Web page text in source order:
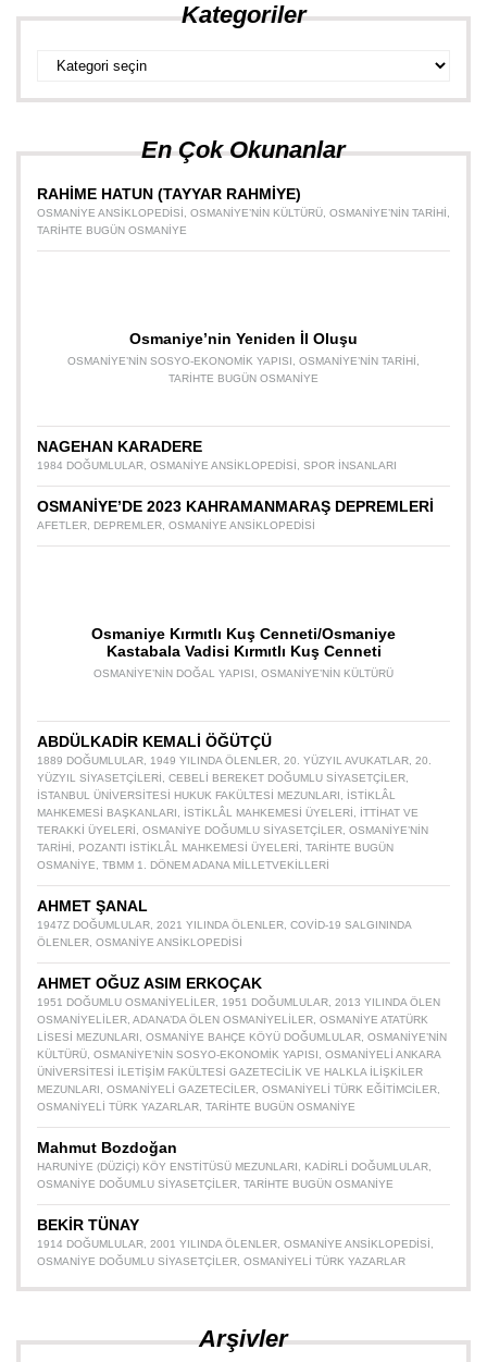
Kategoriler
Kategoriler
En Çok Okunanlar
RAHİME HATUN (TAYYAR RAHMİYE)
OSMANIYE ANSIKLOPEDISI OSMANIYE’NIN KÜLTÜRÜ OSMANIYE’NIN TARIHI
TARIHTE BUGÜN OSMANIYE
Osmaniye’nin Yeniden İl Oluşu
OSMANIYE’NIN SOSYO-EKONOMIK YAPISI OSMANIYE’NIN TARIHI
TARIHTE BUGÜN OSMANIYE
NAGEHAN KARADERE
1984 DOĞUMLULAR OSMANIYE ANSIKLOPEDISI SPOR INSANLARI
OSMANİYE’DE 2023 KAHRAMANMARAŞ DEPREMLERİ
AFETLER DEPREMLER OSMANIYE ANSIKLOPEDISI
Osmaniye Kırmıtlı Kuş Cenneti/Osmaniye
Kastabala Vadisi Kırmıtlı Kuş Cenneti
OSMANIYE’NIN DOĞAL YAPISI OSMANIYE’NIN KÜLTÜRÜ
ABDÜLKADİR KEMALİ ÖĞÜTÇÜ
1889 DOĞUMLULAR 1949 YILINDA ÖLENLER 20. YÜZYIL AVUKATLAR 20.
YÜZYIL SIYASETÇILERI
CEBELI BEREKET DOĞUMLU SIYASETÇILER
İSTANBUL ÜNIVERSITESI HUKUK FAKÜLTESI MEZUNLARI
İSTIKLÂL
MAHKEMESI BAŞKANLARI
İSTIKLÂL MAHKEMESI ÜYELERI
İTTIHAT VE
TERAKKI ÜYELERI
OSMANIYE DOĞUMLU SIYASETÇILER OSMANIYE’NIN
TARIHI
POZANTI İSTIKLÂL MAHKEMESI ÜYELERI
TARIHTE BUGÜN
OSMANIYE
TBMM 1. DÖNEM ADANA MILLETVEKILLERI
AHMET ŞANAL
1947Z DOĞUMLULAR 2021 YILINDA ÖLENLER COVID-19 SALGININDA
ÖLENLER OSMANIYE ANSIKLOPEDISI
AHMET OĞUZ ASIM ERKOÇAK
1951 DOĞUMLU OSMANIYELILER 1951 DOĞUMLULAR 2013 YILINDA ÖLEN
OSMANIYELILER ADANA’DA ÖLEN OSMANIYELILER OSMANIYE ATATÜRK
LISESI MEZUNLARI
OSMANIYE BAHÇE KÖYÜ DOĞUMLULAR OSMANIYE’NIN
KÜLTÜRÜ OSMANIYE’NIN SOSYO-EKONOMIK YAPISI
OSMANIYELI ANKARA
ÜNIVERSITESI İLETIŞIM FAKÜLTESI GAZETECILIK VE HALKLA İLIŞKILER
MEZUNLARI
OSMANIYELI GAZETECILER OSMANIYELI TÜRK EĞITIMCILER
OSMANIYELI TÜRK YAZARLAR TARIHTE BUGÜN OSMANIYE
Mahmut Bozdoğan
HARUNIYE (DÜZIÇI) KÖY ENSTITÜSÜ MEZUNLARI KADIRLI DOĞUMLULAR
OSMANIYE DOĞUMLU SIYASETÇILER TARIHTE BUGÜN OSMANIYE
BEKİR TÜNAY
1914 DOĞUMLULAR 2001 YILINDA ÖLENLER OSMANIYE ANSIKLOPEDISI
OSMANIYE DOĞUMLU SIYASETÇILER OSMANIYELI TÜRK YAZARLAR
Arşivler